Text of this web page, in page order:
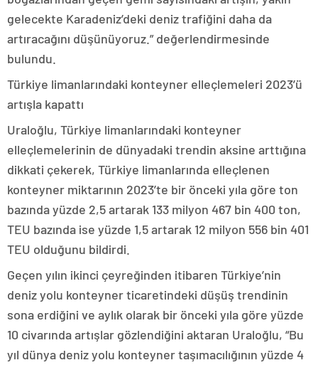
gelecekte Karadeniz’deki deniz trafiğini daha da
artıracağını düşünüyoruz.” değerlendirmesinde
bulundu.
Türkiye limanlarındaki konteyner elleçlemeleri 2023’ü
artışla kapattı
Uraloğlu, Türkiye limanlarındaki konteyner
elleçlemelerinin de dünyadaki trendin aksine arttığına
dikkati çekerek, Türkiye limanlarında elleçlenen
konteyner miktarının 2023’te bir önceki yıla göre ton
bazında yüzde 2,5 artarak 133 milyon 467 bin 400 ton,
TEU bazında ise yüzde 1,5 artarak 12 milyon 556 bin 401
TEU olduğunu bildirdi.
Geçen yılın ikinci çeyreğinden itibaren Türkiye’nin
deniz yolu konteyner ticaretindeki düşüş trendinin
sona erdiğini ve aylık olarak bir önceki yıla göre yüzde
10 civarında artışlar gözlendiğini aktaran Uraloğlu, “Bu
yıl dünya deniz yolu konteyner taşımacılığının yüzde 4